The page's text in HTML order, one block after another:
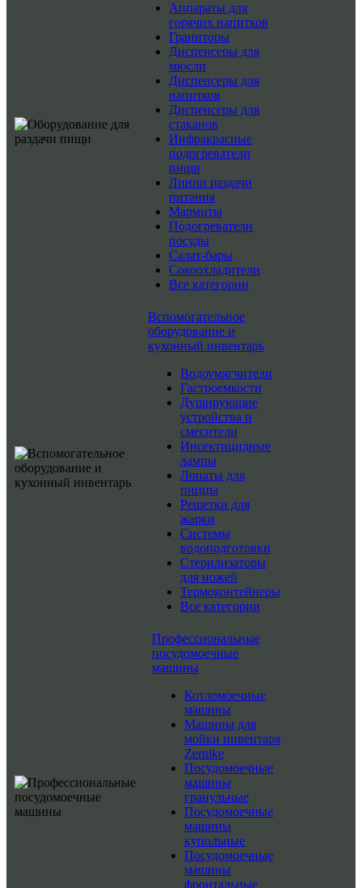
Аппараты для
горячих напитков
Граниторы
Диспенсеры для
мюсли
Диспенсеры для
напитков
Диспенсеры для
стаканов
Инфракрасные
подогреватели
пищи
Линии раздачи
питания
Мармиты
Подогреватели
посуды
Салат-бары
Сокоохладители
Все категории
Вспомогательное
оборудование и
кухонный инвентарь
Водоумягчители
Гастроемкости
Душирующие
устройства и
смесители
Инсектицидные
лампы
Лопаты для
пиццы
Решетки для
жарки
Системы
водоподготовки
Стерилизаторы
для ножей
Термоконтейнеры
Все категории
Профессиональные
посудомоечные
машины
Котломоечные
машины
Машины для
мойки инвентаря
Zernike
Посудомоечные
машины
гранульные
Посудомоечные
машины
купольные
Посудомоечные
машины
фронтальные